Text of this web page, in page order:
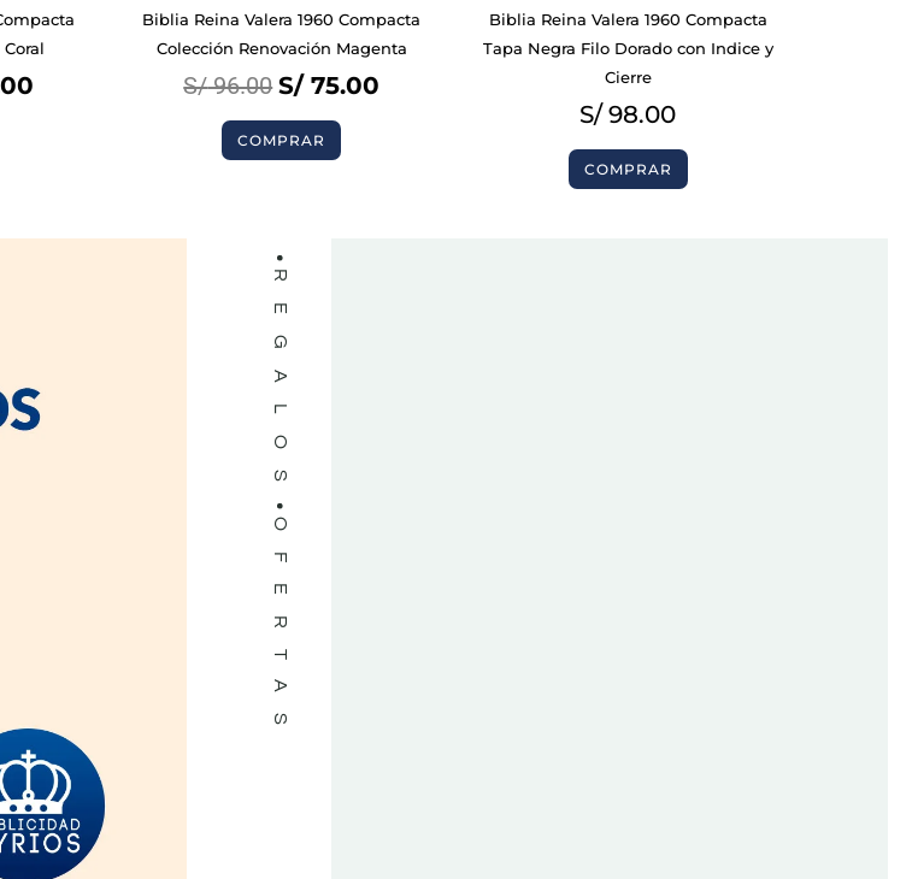
Biblia Reina Valera 1960 Compacta
Colección Renovación Magenta
S/96.00 S/75.00
COMPRAR
Biblia Reina Valera 1960 Compacta
Tapa Negra Filo Dorado con Indice y
Cierre
S/98.00
COMPRAR
LIBROS
REGALOS
OFERTAS